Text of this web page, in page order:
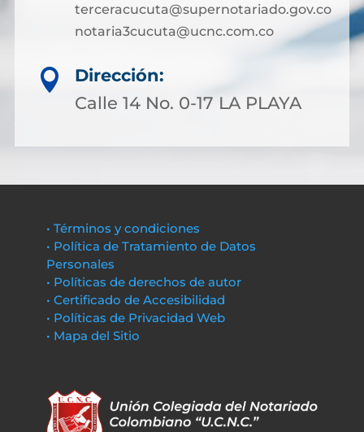
terceracucuta@supernotariado.gov.co
notaria3cucuta@ucnc.com.co

Dirección:
Calle 14 No. 0-17 LA PLAYA
• Términos y condiciones
• Política de Tratamiento de Datos
Personales
• Políticas de derechos de autor
• Certificado de Accesibilidad
• Políticas de Privacidad Web
• Mapa del Sitio